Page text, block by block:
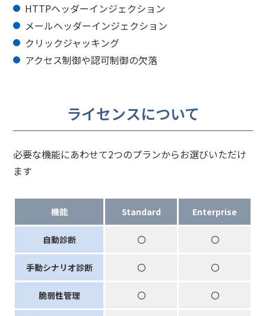
HTTPヘッダーインジェクション
メールヘッダーインジェクション
クリックジャッキング
アクセス制御や認可制御の欠落
ライセンスについて
必要な機能にあわせて2つのプランからお選びいただけ
ます
機能 Standard Enterprise
自動診断 〇 〇
手動シナリオ診断 〇 〇
脆弱性管理 〇 〇